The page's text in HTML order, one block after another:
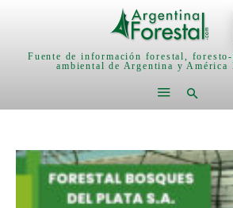
Fuente de información forestal,
ambiental de Argentina y América